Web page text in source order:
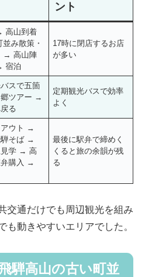
ント
高山到着
み散策・
→ 高山陣
宿泊
17時に閉店するお店
が多い
スで五箇
郷ツアー →
る
定期観光バスで効率
よく
アウト →
騨そば →
見学 → 高
弁購入 →
最後に駅弁で締めく
くると旅の余韻が残
る
交通だけでも周辺観光を組み
も動きやすいエリアでした。
騨高山の古い町並